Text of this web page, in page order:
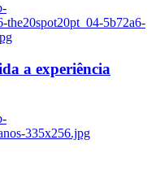
the20spot20pt_04-5b72a6-
a experiência
335x256.jpg